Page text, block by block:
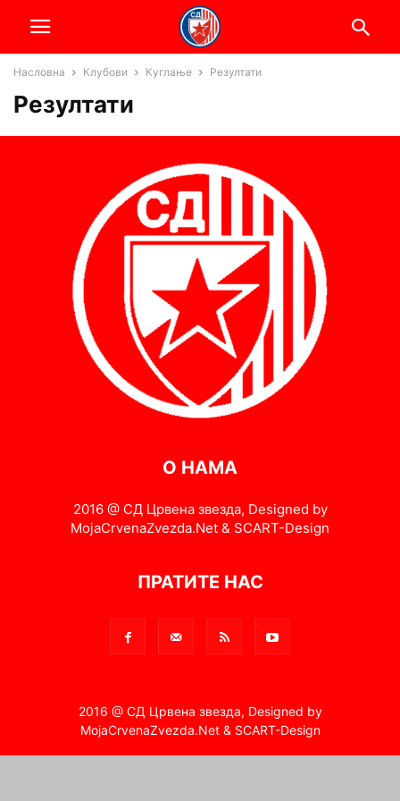
Насловна Клубови Куглање Резултати
Резултати
О НАМА
2016 @ СД Црвена звезда, Designed by
MojaCrvenaZvezda.Net & SCART-Design
ПРАТИТЕ НАС
2016 @ СД Црвена звезда, Designed by
MojaCrvenaZvezda.Net & SCART-Design